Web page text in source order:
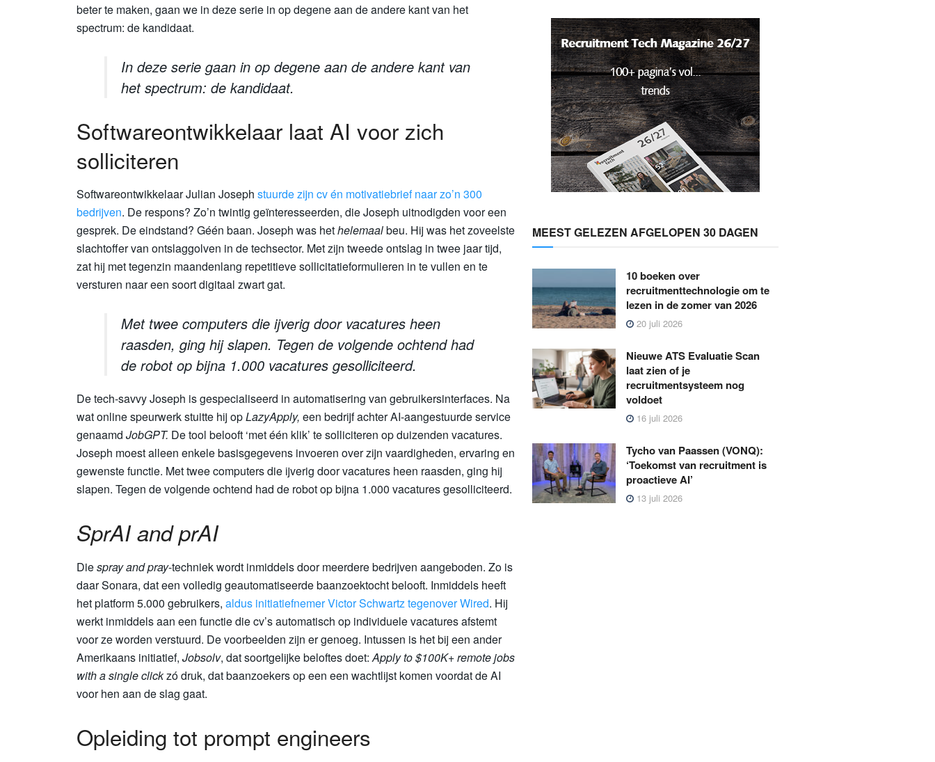
beter te maken, gaan we in deze serie in op degene aan de andere kant van het
spectrum: de kandidaat.
In deze serie gaan in op degene aan de andere kant van
het spectrum: de kandidaat.
Softwareontwikkelaar laat AI voor zich
solliciteren
Softwareontwikkelaar Julian Joseph stuurde zijn cv én motivatiebrief naar zo’n 300
bedrijven. De respons? Zo’n twintig geïnteresseerden, die Joseph uitnodigden voor een
gesprek. De eindstand? Géén baan. Joseph was hethelemaalbeu. Hij was het zoveelste
slachtoffer van ontslaggolven in de techsector. Met zijn tweede ontslag in twee jaar tijd,
zat hij met tegenzin maandenlang repetitieve sollicitatieformulieren in te vullen en te
versturen naar een soort digitaal zwart gat.
Met twee computers die ijverig door vacatures heen
raasden, ging hij slapen. Tegen de volgende ochtend had
de robot op bijna 1.000 vacatures gesolliciteerd.
De tech-savvy Joseph is gespecialiseerd in automatisering van gebruikersinterfaces. Na
wat online speurwerk stuitte hij opLazyApply, een bedrijf achter AI-aangestuurde service
genaamd JobGPT. De tool belooft ‘met één klik’ te solliciteren op duizenden vacatures.
Joseph moest alleen enkele basisgegevens invoeren over zijn vaardigheden, ervaring en
gewenste functie. Met twee computers die ijverig door vacatures heen raasden, ging hij
slapen. Tegen de volgende ochtend had de robot op bijna 1.000 vacatures gesolliciteerd.
SprAI and prAI
Diespray and pray-techniek wordt inmiddels door meerdere bedrijven aangeboden. Zo is
daar Sonara, dat een volledig geautomatiseerde baanzoektocht belooft. Inmiddels heeft
het platform 5.000 gebruikers, aldus initiatiefnemer Victor Schwartz tegenover Wired. Hij
werkt inmiddels aan een functie die cv’s automatisch op individuele vacatures afstemt
voor ze worden verstuurd. De voorbeelden zijn er genoeg. Intussen is het bij een ander
Amerikaans initiatief, Jobsolv, dat soortgelijke beloftes doet:Apply to $100K+ remote jobs
with a single clickzó druk, dat baanzoekers op een een wachtlijst komen voordat de AI
voor hen aan de slag gaat.
Opleiding tot prompt engineers
MEEST GELEZEN AFGELOPEN 30 DAGEN
10 boeken over
recruitmenttechnologie om te
lezen in de zomer van 2026
20 juli 2026
Nieuwe ATS Evaluatie Scan
laat zien of je
recruitmentsysteem nog
voldoet
16 juli 2026
Tycho van Paassen (VONQ):
‘Toekomst van recruitment is
proactieve AI’
13 juli 2026